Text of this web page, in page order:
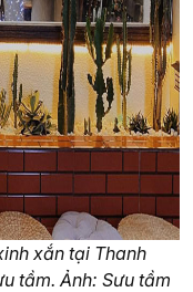
xắn tại Thanh
tầm. Ảnh: Sưu tầm